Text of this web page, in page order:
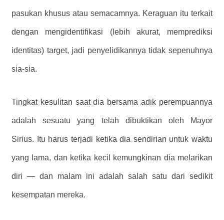
pasukan khusus atau semacamnya. Keraguan itu terkait
dengan mengidentifikasi (lebih akurat, memprediksi
identitas) target, jadi penyelidikannya tidak sepenuhnya
sia-sia.
Tingkat kesulitan saat dia bersama adik perempuannya
adalah sesuatu yang telah dibuktikan oleh Mayor
Sirius. Itu harus terjadi ketika dia sendirian untuk waktu
yang lama, dan ketika kecil kemungkinan dia melarikan
diri — dan malam ini adalah salah satu dari sedikit
kesempatan mereka.